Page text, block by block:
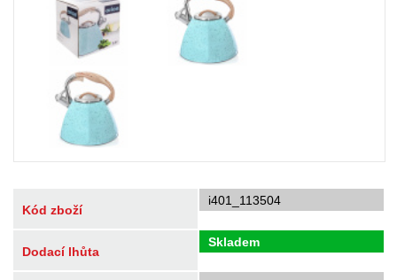
Kód zboží
i401_113504
Dodací lhůta
Skladem